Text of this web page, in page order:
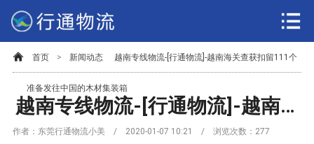
首页 > 新闻动态 越南专线物流-[行通物流]-越南海关查获扣留111个
准备发往中国的木材集装箱
越南专线物流-[行通物流]-越南海关查获扣留111个准备发往中国的木材集装箱
作者：东莞行通物流小美 / 2020-01-07 10:21 / 浏览次数： 277